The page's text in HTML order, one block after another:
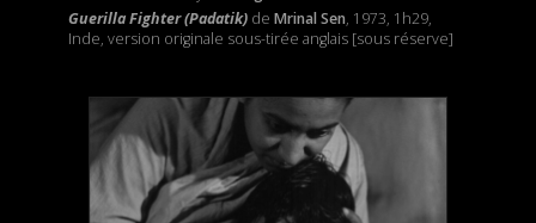
Guerilla Fighter (Padatik) de Mrinal Sen, 1973, 1h29,
Inde, version originale sous-tirée anglais [sous réserve]